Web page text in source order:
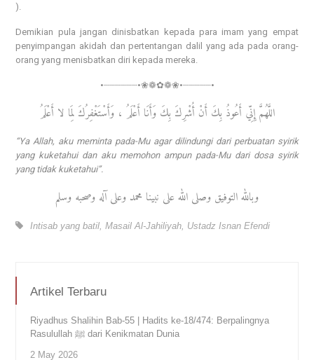
).
Demikian pula jangan dinisbatkan kepada para imam yang empat
penyimpangan akidah dan pertentangan dalil yang ada pada orang-
orang yang menisbatkan diri kepada mereka.
•┈┈┈┈┈┈•❀❁✿❁❀•┈┈┈┈┈•
اللَّهُمَّ إِنِّي أَعُوذُ بِكَ أَنْ أُشْرِكَ بِكَ وَأَنَا أَعْلَمُ ، وَأَسْتَغْفِرُكَ لِمَا لا أَعْلَمُ
“Ya Allah, aku meminta pada-Mu agar dilindungi dari perbuatan syirik
yang kuketahui dan aku memohon ampun pada-Mu dari dosa syirik
yang tidak kuketahui”.
وبالله التوفيق وصلى الله على نبينا محمد وعلى آله وصحبه وسلم
Intisab yang batil ,Masail Al-Jahiliyah Ustadz Isnan Efendi
Artikel Terbaru
Riyadhus Shalihin Bab-55 | Hadits ke-18/474: Berpalingnya
Rasulullah ﷺ dari Kenikmatan Dunia
2 May 2026